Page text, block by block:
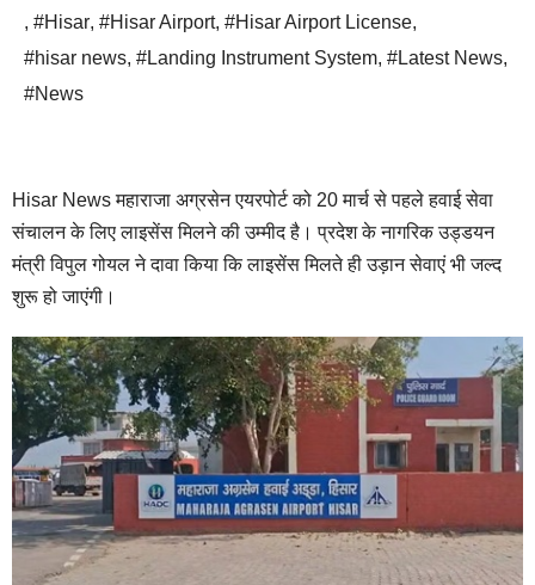
, #Hisar, #Hisar Airport, #Hisar Airport License,
#hisar news, #Landing Instrument System, #Latest News,
#News
Hisar News महाराजा अग्रसेन एयरपोर्ट को 20 मार्च से पहले हवाई सेवा
संचालन के लिए लाइसेंस मिलने की उम्मीद है। प्रदेश के नागरिक उड्डयन
मंत्री विपुल गोयल ने दावा किया कि लाइसेंस मिलते ही उड़ान सेवाएं भी जल्द
शुरू हो जाएंगी।